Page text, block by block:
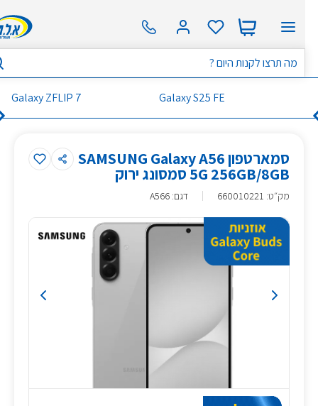
Galaxy S25 FE
Galaxy ZFLIP 7
סמארטפון SAMSUNG Galaxy A56
5G 256GB/8GB סמסונג ירוק
מק״ט:
660010221 דגם: A566